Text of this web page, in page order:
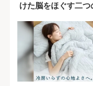
けた脳をほぐす二つ